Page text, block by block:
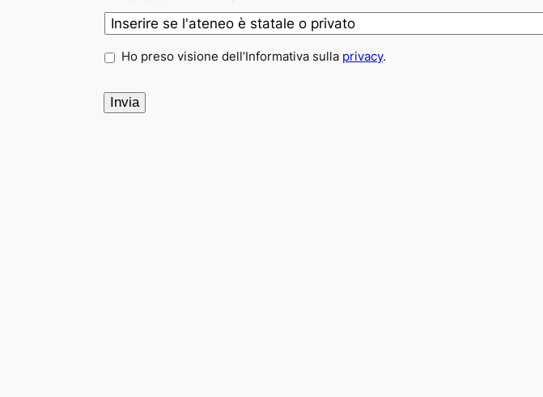
* Ho preso visione dell’Informativa sulla privacy.